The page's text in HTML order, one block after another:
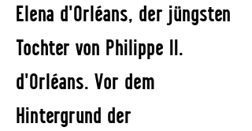
Elena d'Orléans, der jüngsten
Tochter von Philippe II.
d'Orléans. Vor dem
Hintergrund der